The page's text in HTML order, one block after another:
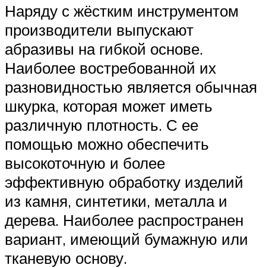
Наряду с жёстким инструментом
производители выпускают
абразивы на гибкой основе.
Наиболее востребованной их
разновидностью является обычная
шкурка, которая может иметь
различную плотность. С ее
помощью можно обеспечить
высокоточную и более
эффективную обработку изделий
из камня, синтетики, металла и
дерева. Наиболее распространен
вариант, имеющий бумажную или
тканевую основу.